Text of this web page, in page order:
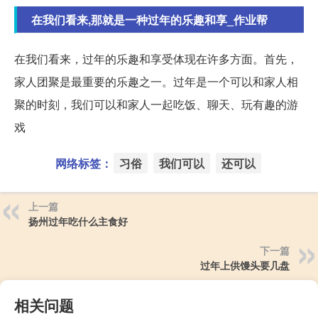
在我们看来,那就是一种过年的乐趣和享_作业帮
在我们看来，过年的乐趣和享受体现在许多方面。首先，
家人团聚是最重要的乐趣之一。过年是一个可以和家人相
聚的时刻，我们可以和家人一起吃饭、聊天、玩有趣的游
戏
网络标签： 习俗 我们可以 还可以
上一篇
扬州过年吃什么主食好
下一篇
过年上供馒头要几盘
相关问题